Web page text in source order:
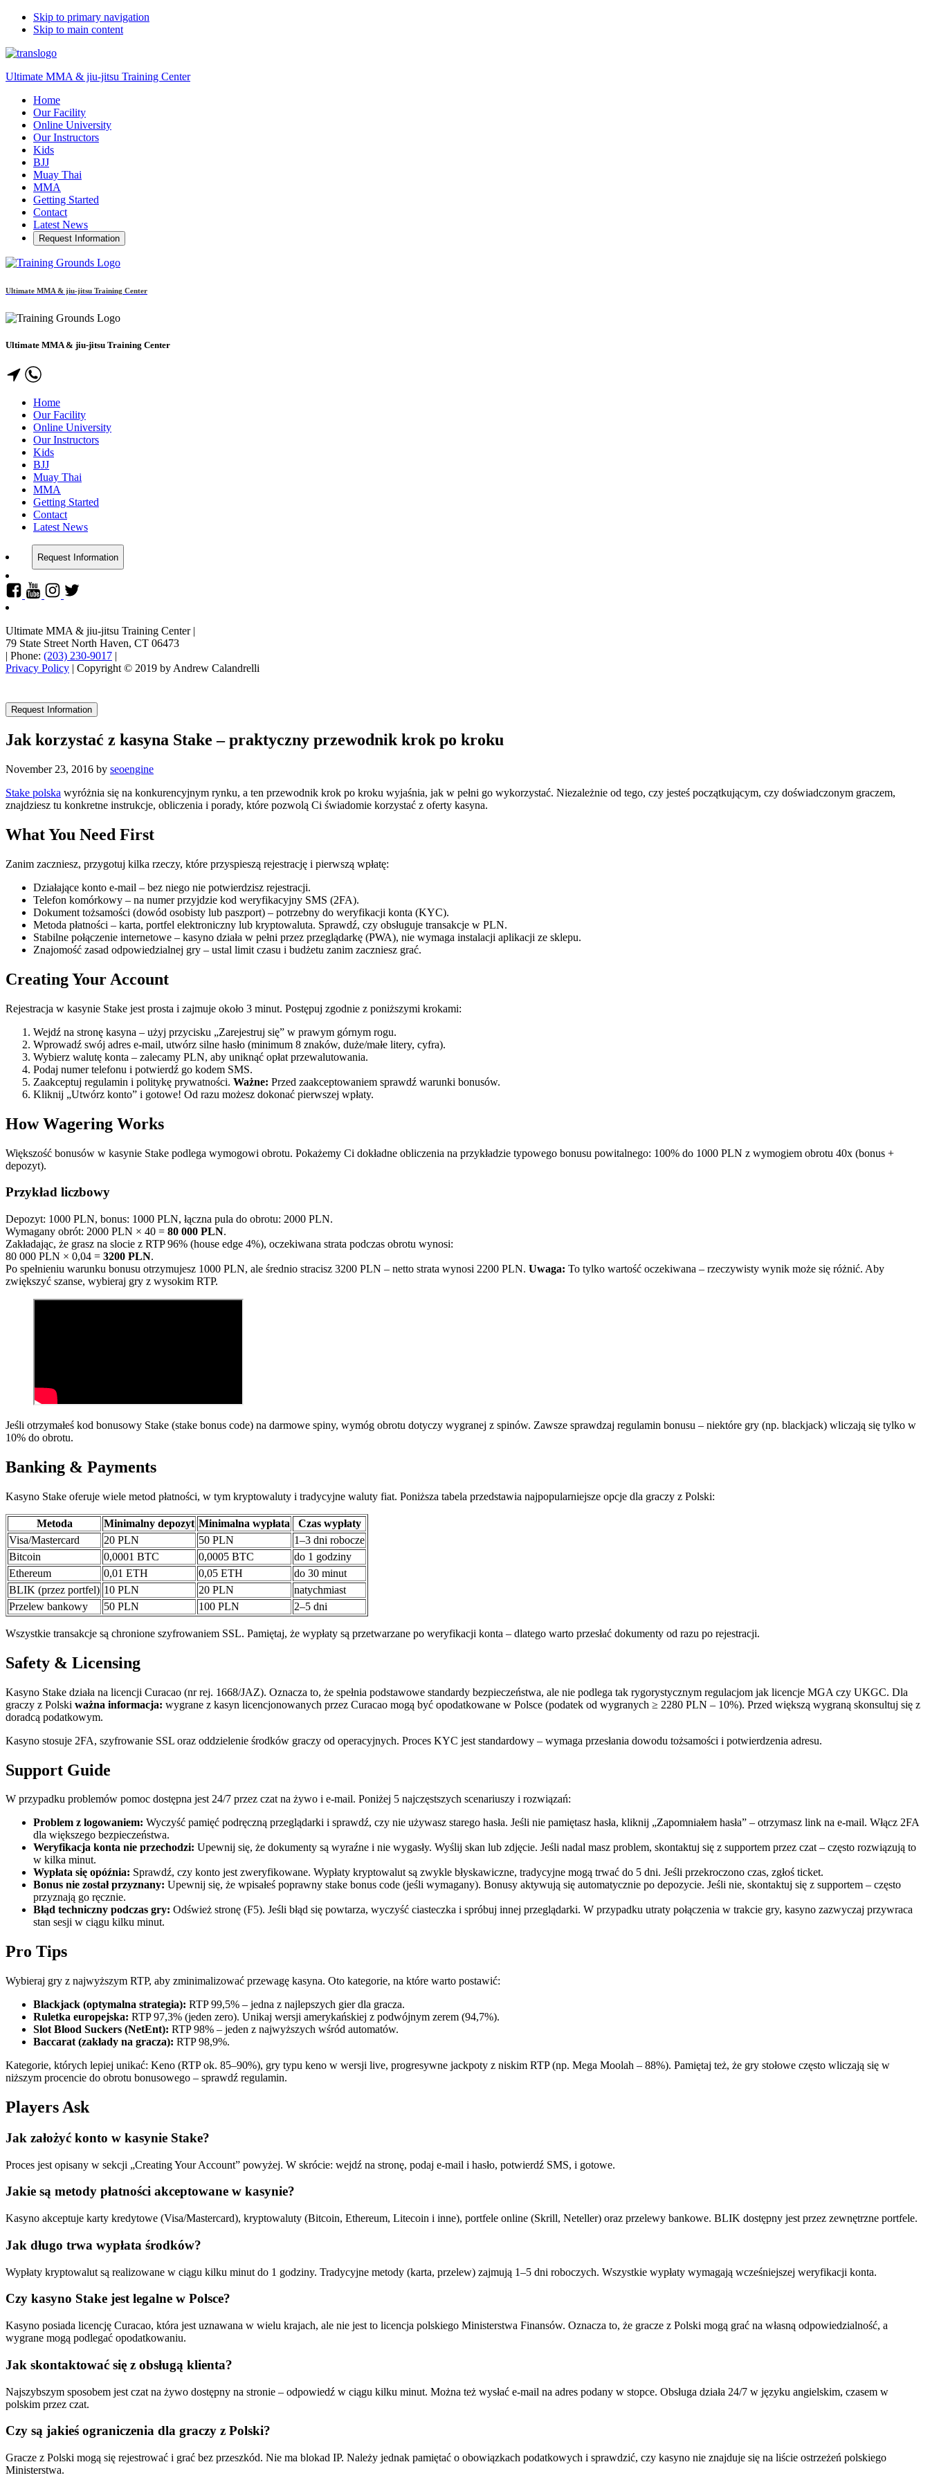
Skip to primary navigation
Skip to main content
Ultimate MMA & jiu-jitsu Training Center
Home
Our Facility
Online University
Our Instructors
Kids
BJJ
Muay Thai
MMA
Getting Started
Contact
Latest News
Request Information
Ultimate MMA & jiu-jitsu Training Center
Ultimate MMA & jiu-jitsu Training Center
Home
Our Facility
Online University
Our Instructors
Kids
BJJ
Muay Thai
MMA
Getting Started
Contact
Latest News
Request Information
Ultimate MMA & jiu-jitsu Training Center|
79 State Street North Haven, CT 06473
| Phone: (203) 230-9017 |
Privacy Policy | Copyright © 2019 by Andrew Calandrelli
Request Information
Jak korzystać z kasyna Stake – praktyczny przewodnik krok po kroku
November 23, 2016 by seoengine
Stake polska wyróżnia się na konkurencyjnym rynku, a ten przewodnik krok po kroku wyjaśnia, jak w pełni go wykorzystać. Niezależnie od tego, czy jesteś początkującym, czy doświadczonym graczem,
znajdziesz tu konkretne instrukcje, obliczenia i porady, które pozwolą Ci świadomie korzystać z oferty kasyna.
What You Need First
Zanim zaczniesz, przygotuj kilka rzeczy, które przyspieszą rejestrację i pierwszą wpłatę:
Działające konto e-mail – bez niego nie potwierdzisz rejestracji.
Telefon komórkowy – na numer przyjdzie kod weryfikacyjny SMS (2FA).
Dokument tożsamości (dowód osobisty lub paszport) – potrzebny do weryfikacji konta (KYC).
Metoda płatności – karta, portfel elektroniczny lub kryptowaluta. Sprawdź, czy obsługuje transakcje w PLN.
Stabilne połączenie internetowe – kasyno działa w pełni przez przeglądarkę (PWA), nie wymaga instalacji aplikacji ze sklepu.
Znajomość zasad odpowiedzialnej gry – ustal limit czasu i budżetu zanim zaczniesz grać.
Creating Your Account
Rejestracja w kasynie Stake jest prosta i zajmuje około 3 minut. Postępuj zgodnie z poniższymi krokami:
Wejdź na stronę kasyna – użyj przycisku „Zarejestruj się” w prawym górnym rogu.
Wprowadź swój adres e-mail, utwórz silne hasło (minimum 8 znaków, duże/małe litery, cyfra).
Wybierz walutę konta – zalecamy PLN, aby uniknąć opłat przewalutowania.
Podaj numer telefonu i potwierdź go kodem SMS.
Zaakceptuj regulamin i politykę prywatności. Ważne: Przed zaakceptowaniem sprawdź warunki bonusów.
Kliknij „Utwórz konto” i gotowe! Od razu możesz dokonać pierwszej wpłaty.
How Wagering Works
Większość bonusów w kasynie Stake podlega wymogowi obrotu. Pokażemy Ci dokładne obliczenia na przykładzie typowego bonusu powitalnego: 100% do 1000 PLN z wymogiem obrotu 40x (bonus +
depozyt).
Przykład liczbowy
Depozyt: 1000 PLN, bonus: 1000 PLN, łączna pula do obrotu: 2000 PLN.
Wymagany obrót: 2000 PLN × 40 = 80 000 PLN.
Zakładając, że grasz na slocie z RTP 96% (house edge 4%), oczekiwana strata podczas obrotu wynosi:
80 000 PLN × 0,04 = 3200 PLN.
Po spełnieniu warunku bonusu otrzymujesz 1000 PLN, ale średnio stracisz 3200 PLN – netto strata wynosi 2200 PLN. Uwaga: To tylko wartość oczekiwana – rzeczywisty wynik może się różnić. Aby
zwiększyć szanse, wybieraj gry z wysokim RTP.
Jeśli otrzymałeś kod bonusowy Stake (stake bonus code) na darmowe spiny, wymóg obrotu dotyczy wygranej z spinów. Zawsze sprawdzaj regulamin bonusu – niektóre gry (np. blackjack) wliczają się tylko w
10% do obrotu.
Banking & Payments
Kasyno Stake oferuje wiele metod płatności, w tym kryptowaluty i tradycyjne waluty fiat. Poniższa tabela przedstawia najpopularniejsze opcje dla graczy z Polski:
Metoda Minimalny depozyt Minimalna wypłata
Czas wypłaty
Visa/Mastercard
20 PLN 50 PLN
1–3 dni robocze
Bitcoin
0,0001 BTC 0,0005 BTC
do 1 godziny
Ethereum
0,01 ETH 0,05 ETH
do 30 minut
BLIK (przez portfel) 10 PLN 20 PLN
natychmiast
Przelew bankowy
50 PLN 100 PLN 2–5 dni
Wszystkie transakcje są chronione szyfrowaniem SSL. Pamiętaj, że wypłaty są przetwarzane po weryfikacji konta – dlatego warto przesłać dokumenty od razu po rejestracji.
Safety & Licensing
Kasyno Stake działa na licencji Curacao (nr rej. 1668/JAZ). Oznacza to, że spełnia podstawowe standardy bezpieczeństwa, ale nie podlega tak rygorystycznym regulacjom jak licencje MGA czy UKGC. Dla
graczy z Polski ważna informacja: wygrane z kasyn licencjonowanych przez Curacao mogą być opodatkowane w Polsce (podatek od wygranych ≥ 2280 PLN – 10%). Przed większą wygraną skonsultuj się z
doradcą podatkowym.
Kasyno stosuje 2FA, szyfrowanie SSL oraz oddzielenie środków graczy od operacyjnych. Proces KYC jest standardowy – wymaga przesłania dowodu tożsamości i potwierdzenia adresu.
Support Guide
W przypadku problemów pomoc dostępna jest 24/7 przez czat na żywo i e-mail. Poniżej 5 najczęstszych scenariuszy i rozwiązań:
Problem z logowaniem: Wyczyść pamięć podręczną przeglądarki i sprawdź, czy nie używasz starego hasła. Jeśli nie pamiętasz hasła, kliknij „Zapomniałem hasła” – otrzymasz link na e-mail. Włącz 2FA
dla większego bezpieczeństwa.
Weryfikacja konta nie przechodzi: Upewnij się, że dokumenty są wyraźne i nie wygasły. Wyślij skan lub zdjęcie. Jeśli nadal masz problem, skontaktuj się z supportem przez czat – często rozwiązują to
w kilka minut.
Wypłata się opóźnia: Sprawdź, czy konto jest zweryfikowane. Wypłaty kryptowalut są zwykle błyskawiczne, tradycyjne mogą trwać do 5 dni. Jeśli przekroczono czas, zgłoś ticket.
Bonus nie został przyznany: Upewnij się, że wpisałeś poprawny stake bonus code (jeśli wymagany). Bonusy aktywują się automatycznie po depozycie. Jeśli nie, skontaktuj się z supportem – często
przyznają go ręcznie.
Błąd techniczny podczas gry: Odśwież stronę (F5). Jeśli błąd się powtarza, wyczyść ciasteczka i spróbuj innej przeglądarki. W przypadku utraty połączenia w trakcie gry, kasyno zazwyczaj przywraca
stan sesji w ciągu kilku minut.
Pro Tips
Wybieraj gry z najwyższym RTP, aby zminimalizować przewagę kasyna. Oto kategorie, na które warto postawić:
Blackjack (optymalna strategia): RTP 99,5% – jedna z najlepszych gier dla gracza.
Ruletka europejska: RTP 97,3% (jeden zero). Unikaj wersji amerykańskiej z podwójnym zerem (94,7%).
Slot Blood Suckers (NetEnt): RTP 98% – jeden z najwyższych wśród automatów.
Baccarat (zakłady na gracza): RTP 98,9%.
Kategorie, których lepiej unikać: Keno (RTP ok. 85–90%), gry typu keno w wersji live, progresywne jackpoty z niskim RTP (np. Mega Moolah – 88%). Pamiętaj też, że gry stołowe często wliczają się w
niższym procencie do obrotu bonusowego – sprawdź regulamin.
Players Ask
Jak założyć konto w kasynie Stake?
Proces jest opisany w sekcji „Creating Your Account” powyżej. W skrócie: wejdź na stronę, podaj e-mail i hasło, potwierdź SMS, i gotowe.
Jakie są metody płatności akceptowane w kasynie?
Kasyno akceptuje karty kredytowe (Visa/Mastercard), kryptowaluty (Bitcoin, Ethereum, Litecoin i inne), portfele online (Skrill, Neteller) oraz przelewy bankowe. BLIK dostępny jest przez zewnętrzne portfele.
Jak długo trwa wypłata środków?
Wypłaty kryptowalut są realizowane w ciągu kilku minut do 1 godziny. Tradycyjne metody (karta, przelew) zajmują 1–5 dni roboczych. Wszystkie wypłaty wymagają wcześniejszej weryfikacji konta.
Czy kasyno Stake jest legalne w Polsce?
Kasyno posiada licencję Curacao, która jest uznawana w wielu krajach, ale nie jest to licencja polskiego Ministerstwa Finansów. Oznacza to, że gracze z Polski mogą grać na własną odpowiedzialność, a
wygrane mogą podlegać opodatkowaniu.
Jak skontaktować się z obsługą klienta?
Najszybszym sposobem jest czat na żywo dostępny na stronie – odpowiedź w ciągu kilku minut. Można też wysłać e-mail na adres podany w stopce. Obsługa działa 24/7 w języku angielskim, czasem w
polskim przez czat.
Czy są jakieś ograniczenia dla graczy z Polski?
Gracze z Polski mogą się rejestrować i grać bez przeszkód. Nie ma blokad IP. Należy jednak pamiętać o obowiązkach podatkowych i sprawdzić, czy kasyno nie znajduje się na liście ostrzeżeń polskiego
Ministerstwa.